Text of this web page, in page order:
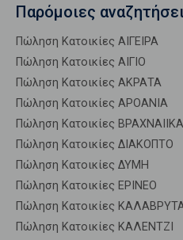
Παρόμοιες
Πώληση Κατοικίες ΑΙΓΕΙΡΑ
Πώληση Κατοικίες ΑΙΓΙΟ
Πώληση Κατοικίες ΑΚΡΑΤΑ
Πώληση Κατοικίες ΑΡΟΑΝΙΑ
Πώληση Κατοικίες ΒΡΑΧΝΑΙΙΚΑ
Πώληση Κατοικίες ΔΙΑΚΟΠΤΟ
Πώληση Κατοικίες ΔΥΜΗ
Πώληση Κατοικίες ΕΡΙΝΕΟ
Πώληση Κατοικίες
Πώληση Κατοικίες ΚΑΛΕΝΤΖΙ